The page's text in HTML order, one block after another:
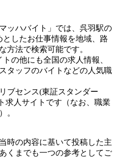
ッハバイト」では、呉羽駅の
したお仕事情報を地域、路
方法で検索可能です。
の他にも全国の求人情報、
タッフのバイトなどの人気職
ブセンス(東証スタンダー
求人サイトです（なお、職業
。
時の内容に基いて投稿した主
くまでも一つの参考としてご